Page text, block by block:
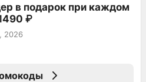
в подарок при каждом
₽
2026